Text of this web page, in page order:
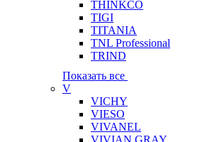
THINKCO
TIGI
TITANIA
TNL Professional
TRIND
Показать все
V
VICHY
VIESO
VIVANEL
VIVIAN GRAY